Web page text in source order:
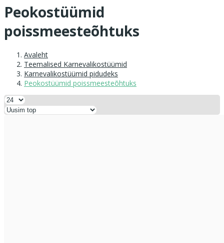
Peokostüümid
poissmeesteõhtuks
Avaleht
Teemalised Karnevalikostüümid
Karnevalikostüümid pidudeks
Peokostüümid poissmeesteõhtuks